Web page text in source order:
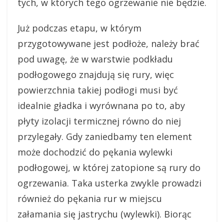
Już podczas etapu, w którym
przygotowywane jest podłoże, należy brać
pod uwagę, że w warstwie podkładu
podłogowego znajdują się rury, więc
powierzchnia takiej podłogi musi być
idealnie gładka i wyrównana po to, aby
płyty izolacji termicznej równo do niej
przylegały. Gdy zaniedbamy ten element
może dochodzić do pękania wylewki
podłogowej, w której zatopione są rury do
ogrzewania. Taka usterka zwykle prowadzi
również do pękania rur w miejscu
załamania się jastrychu (wylewki). Biorąc